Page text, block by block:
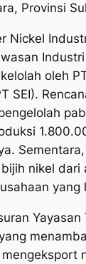
Provinsi
Nickel
oleh
SEI).
nikel dari
yang
Yayasan